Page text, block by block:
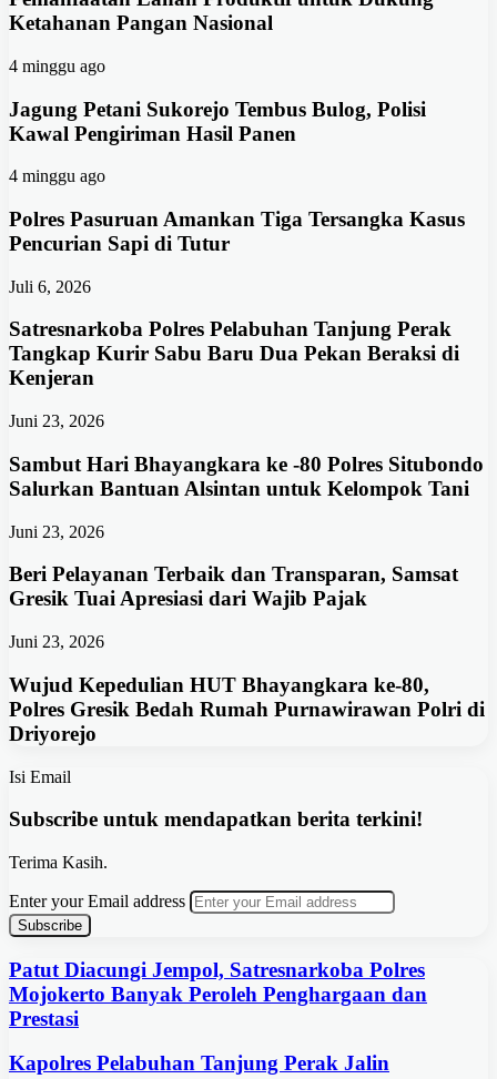
Ketahanan Pangan Nasional
4 minggu ago
Jagung Petani Sukorejo Tembus Bulog, Polisi
Kawal Pengiriman Hasil Panen
4 minggu ago
Polres Pasuruan Amankan Tiga Tersangka Kasus
Pencurian Sapi di Tutur
Juli 6, 2026
Satresnarkoba Polres Pelabuhan Tanjung Perak
Tangkap Kurir Sabu Baru Dua Pekan Beraksi di
Kenjeran
Juni 23, 2026
Sambut Hari Bhayangkara ke -80 Polres Situbondo
Salurkan Bantuan Alsintan untuk Kelompok Tani
Juni 23, 2026
Beri Pelayanan Terbaik dan Transparan, Samsat
Gresik Tuai Apresiasi dari Wajib Pajak
Juni 23, 2026
Wujud Kepedulian HUT Bhayangkara ke-80,
Polres Gresik Bedah Rumah Purnawirawan Polri di
Driyorejo
Isi Email
Subscribe untuk mendapatkan berita terkini!
Terima Kasih.
Enter your Email address
Patut Diacungi Jempol, Satresnarkoba Polres
Mojokerto Banyak Peroleh Penghargaan dan
Prestasi
Kapolres Pelabuhan Tanjung Perak Jalin